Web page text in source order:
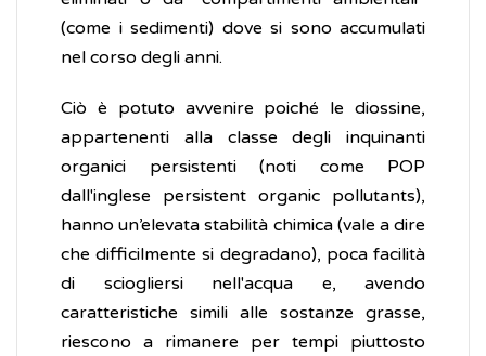
(come i sedimenti) dove si sono accumulati
nel corso degli anni.
Ciò è potuto avvenire poiché le diossine,
appartenenti alla classe degli inquinanti
organici persistenti (noti come POP
dall'inglese persistent organic pollutants),
hanno un’elevata stabilità chimica (vale a dire
che difficilmente si degradano), poca facilità
di sciogliersi nell'acqua e, avendo
caratteristiche simili alle sostanze grasse,
riescono a rimanere per tempi piuttosto